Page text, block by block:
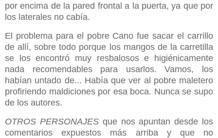
por encima de la pared frontal a la puerta, ya que por
los laterales no cabía.
El problema para el pobre Cano fue sacar el carrillo
de allí, sobre todo porque los mangos de la carretilla
se los encontró muy resbalosos e higiénicamente
nada recomendables para usarlos. Vamos, los
habían untado de... Había que ver al pobre maletero
profiriendo maldiciones por esa boca. Nunca se supo
de los autores.
OTROS PERSONAJESque nos apuntan desde los
comentarios expuestos más arriba y que no